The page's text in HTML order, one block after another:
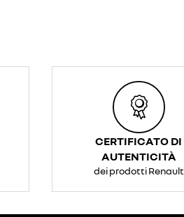
CERTIFICATO DI
AUTENTICITÀ
dei prodotti Renault